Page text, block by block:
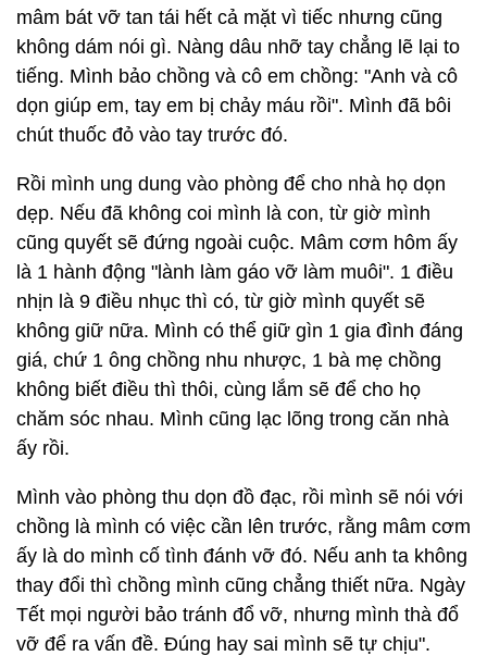
mâm bát vỡ tan tái hết cả mặt vì tiếc nhưng cũng
không dám nói gì. Nàng dâu nhỡ tay chẳng lẽ lại to
tiếng. Mình bảo chồng và cô em chồng: "Anh và cô
dọn giúp em, tay em bị chảy máu rồi". Mình đã bôi
chút thuốc đỏ vào tay trước đó.
Rồi mình ung dung vào phòng để cho nhà họ dọn
dẹp. Nếu đã không coi mình là con, từ giờ mình
cũng quyết sẽ đứng ngoài cuộc. Mâm cơm hôm ấy
là 1 hành động "lành làm gáo vỡ làm muôi". 1 điều
nhịn là 9 điều nhục thì có, từ giờ mình quyết sẽ
không giữ nữa. Mình có thể giữ gìn 1 gia đình đáng
giá, chứ 1 ông chồng nhu nhược, 1 bà mẹ chồng
không biết điều thì thôi, cùng lắm sẽ để cho họ
chăm sóc nhau. Mình cũng lạc lõng trong căn nhà
ấy rồi.
Mình vào phòng thu dọn đồ đạc, rồi mình sẽ nói với
chồng là mình có việc cần lên trước, rằng mâm cơm
ấy là do mình cố tình đánh vỡ đó. Nếu anh ta không
thay đổi thì chồng mình cũng chẳng thiết nữa. Ngày
Tết mọi người bảo tránh đổ vỡ, nhưng mình thà đổ
vỡ để ra vấn đề. Đúng hay sai mình sẽ tự chịu".